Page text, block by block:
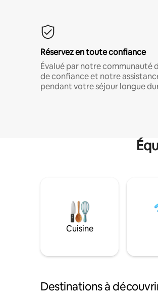
Réservez en toute confiance
Évalué par notre communauté
de confiance et notre
pendant votre séjour longue
Cuisine
Destinations à